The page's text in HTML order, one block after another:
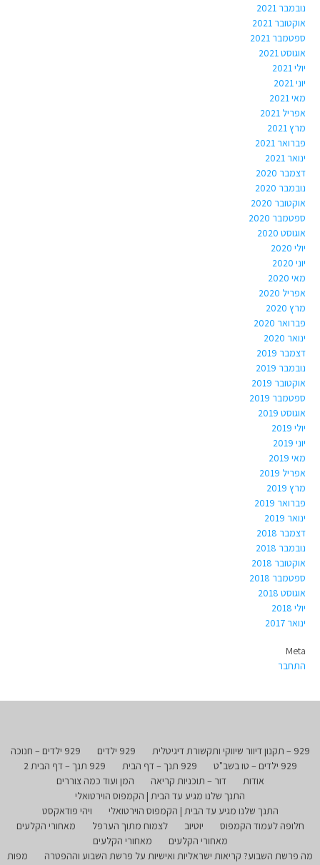
נובמבר 2021
אוקטובר 2021
ספטמבר 2021
אוגוסט 2021
יולי 2021
יוני 2021
מאי 2021
אפריל 2021
מרץ 2021
פברואר 2021
ינואר 2021
דצמבר 2020
נובמבר 2020
אוקטובר 2020
ספטמבר 2020
אוגוסט 2020
יולי 2020
יוני 2020
מאי 2020
אפריל 2020
מרץ 2020
פברואר 2020
ינואר 2020
דצמבר 2019
נובמבר 2019
אוקטובר 2019
ספטמבר 2019
אוגוסט 2019
יולי 2019
יוני 2019
מאי 2019
אפריל 2019
מרץ 2019
פברואר 2019
ינואר 2019
דצמבר 2018
נובמבר 2018
אוקטובר 2018
ספטמבר 2018
אוגוסט 2018
יולי 2018
ינואר 2017
Meta
התחבר
929 – תקנון דיוור שיווקי ותקשורת דיגיטלית 929 ילדים
929 ילדים – חנוכה
929 ילדים – טו בשב"ט
929 תנך – דף הבית
929 תנך – דף הבית 2
אודות
דור – תוכניות קריאה
המן ועוד כמה צוררים
התנך שלנו מגיע עד הבית | הקמפוס הוירטואלי
התנך שלנו מגיע עד הבית | הקמפוס הוירטואלי
ויהי פודאקסט
חלופה לעמוד הקמפוס
יוטיוב לצמוח מתוך הערפל
מאחורי הקלעים
מאחורי הקלעים
מאחורי הקלעים
מה פרשת השבוע? קריאות ישראליות ואישיות על פרשת השבוע וההפטרה
מפות